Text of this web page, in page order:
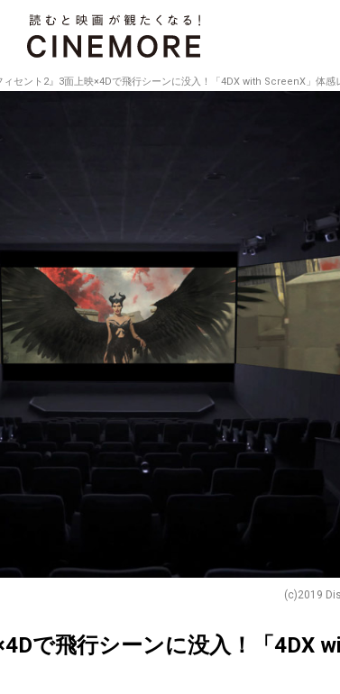
ィセント2』3面上映×4Dで飛行シーンに没入！「4DX with ScreenX」体感
(c)2019
で飛行シーンに没入！「4DX